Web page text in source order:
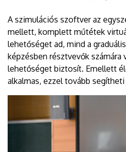
A szimulációs szoftver az
mellett, komplett műtétek
lehetőséget ad, mind a
képzésben résztvevők számára
lehetőséget biztosít. Emellett
alkalmas, ezzel tovább